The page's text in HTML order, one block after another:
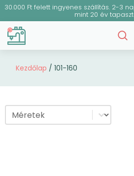
30.000 Ft felett ingyenes szállítás. 2-3
mint 20 év
Kezdőlap / 101-160
Select content